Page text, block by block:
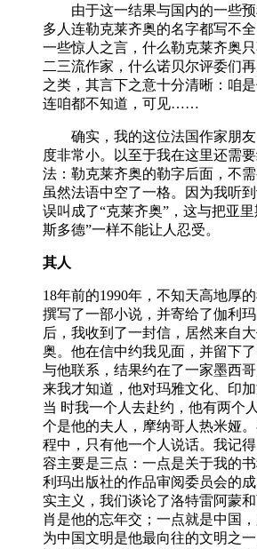
由于这一结果与国内的一些预
多人连勒克莱齐奥的名字都写不
一些惊人之言，什么勒克莱齐奥
二三流作家，什么诺贝尔评委们
之类，其言下之意十分清晰：咱是
连咱都不知道，可见……
确实，我的这位法国作家朋友
度非常小。以至于我在这里还需
法：勒克莱齐奥的勒字后面，不需
虽然法语中空了一格。因为我听
误叫成了“克莱齐奥”，这与把亚
斯多德”一样不能让人忍受。
其人
18年前的1990年，不知天高地厚
撰写了一部小说，并寄给了伽利
后，我收到了一封信，居然来自
奥。他在信中约我见面，并留下
与他联系，结果约在了一家墨西
来我才知道，他对玛雅文化、印加
当 时我一个人去赴约，他有两个
个是他的夫人，摩纳哥人热米娅
程中，只有他一个人说话。我记
容主要是三点：一点是关于我的
利玛出版社的作品审阅委员会的
实主义，我们谈论了洛特雷阿蒙
肖是他的忘年交；一点就是中国
为中国文明是他最向往的文明之